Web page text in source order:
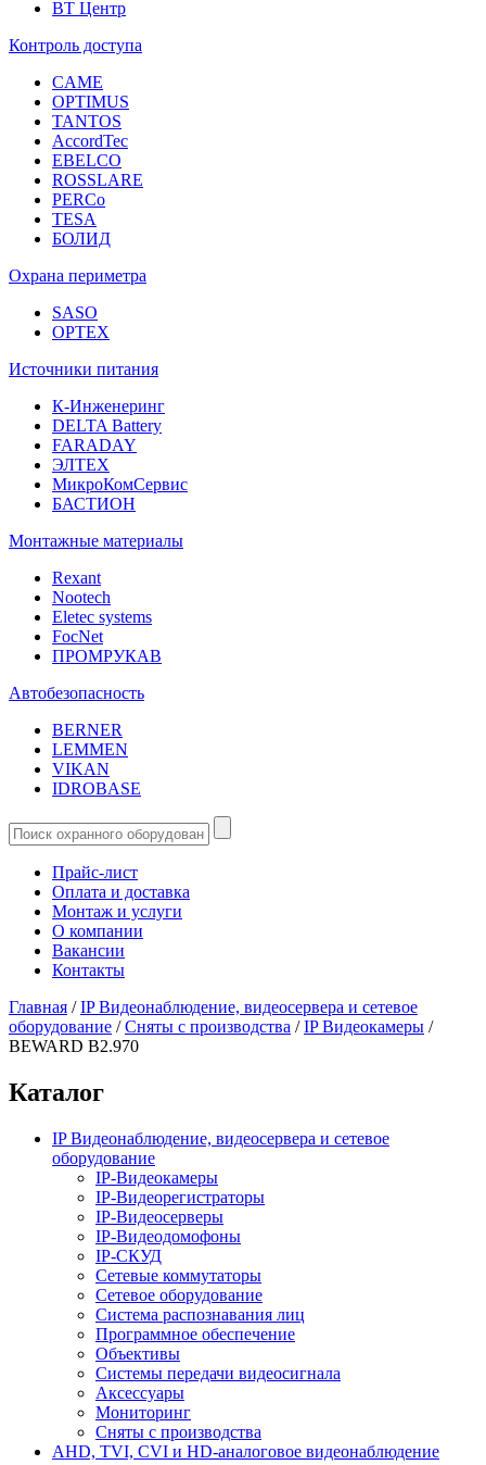
ВТ Центр
Контроль доступа
CAME
OPTIMUS
TANTOS
AccordTec
EBELCO
ROSSLARE
PERCo
TESA
БОЛИД
Охрана периметра
SASO
OPTEX
Источники питания
К-Инженеринг
DELTA Battery
FARADAY
ЭЛТЕХ
МикроКомСервис
БАСТИОН
Монтажные материалы
Rexant
Nootech
Eletec systems
FocNet
ПРОМРУКАВ
Автобезопасность
BERNER
LEMMEN
VIKAN
IDROBASE
Прайс-лист
Оплата и доставка
Монтаж и услуги
О компании
Вакансии
Контакты
Главная /IP Видеонаблюдение, видеосервера и сетевое
оборудование /Сняты с производства /IP Видеокамеры /
BEWARD B2.970
Каталог
IP Видеонаблюдение, видеосервера и сетевое
оборудование
IP-Видеокамеры
IP-Видеорегистраторы
IP-Видеосерверы
IP-Видеодомофоны
IP-СКУД
Сетевые коммутаторы
Сетевое оборудование
Система распознавания лиц
Программное обеспечение
Объективы
Системы передачи видеосигнала
Аксессуары
Мониторинг
Сняты с производства
AHD, TVI, CVI и HD-аналоговое видеонаблюдение